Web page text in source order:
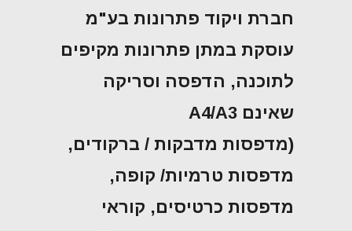
חברת ויקוד פתרונות בע"מ
עוסקת במתן פתרונות מקיפים
לתוכנה, הדפסה וסריקה
שאינם A4/A3
(מדפסות מדבקות / ברקודים,
מדפסות טרמיות/ קופה,
מדפסות כרטיסים, קוראי